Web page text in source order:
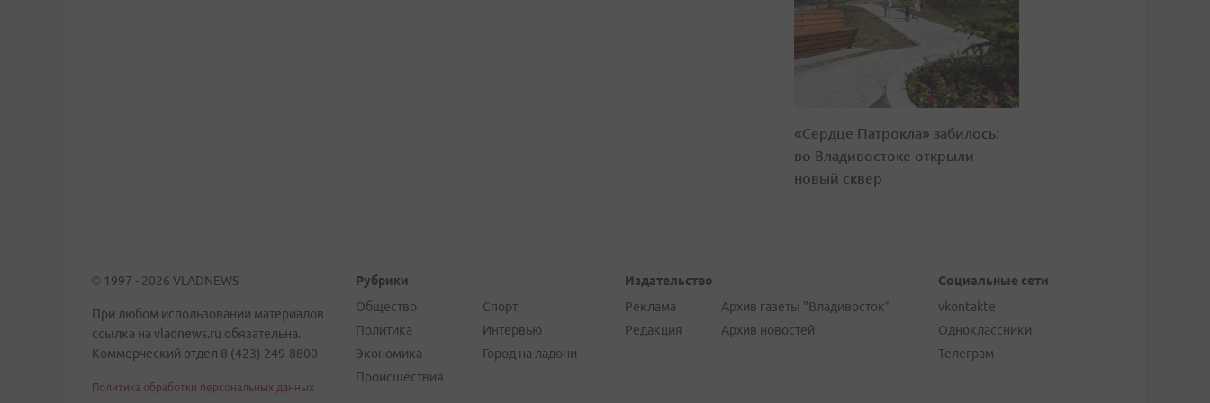
«Сердце Патрокла» забилось:
во Владивостоке открыли
новый сквер
© 1997 - 2026 VLADNEWS
При любом использовании материалов
ссылка на vladnews.ru обязательна.
Коммерческий отдел 8 (423) 249-8800
Политика обработки персональных данных
Рубрики
Общество
Политика
Экономика
Происшествия
Спорт
Интервью
Город на ладони
Издательство
Реклама
Редакция
Архив газеты "Владивосток"
Архив новостей
Социальные сети
vkontakte
Одноклассники
Телеграм